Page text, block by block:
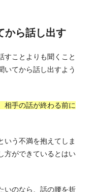
から話し出す
すことよりも聞くこと
いてから話し出すよう
相手の話が終わる前に
いう不満を抱えてしま
方ができているとはい
いのなら、話の腰を折